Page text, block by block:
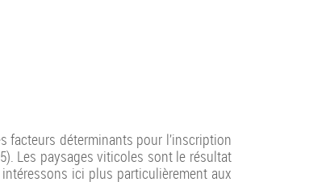
facteurs déterminants pour l’inscription
Les paysages viticoles sont le résultat
ici plus particulièrement aux